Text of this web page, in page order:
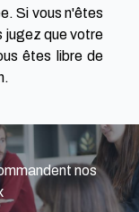
Si vous n'êtes
jugez que votre
êtes libre de
nos